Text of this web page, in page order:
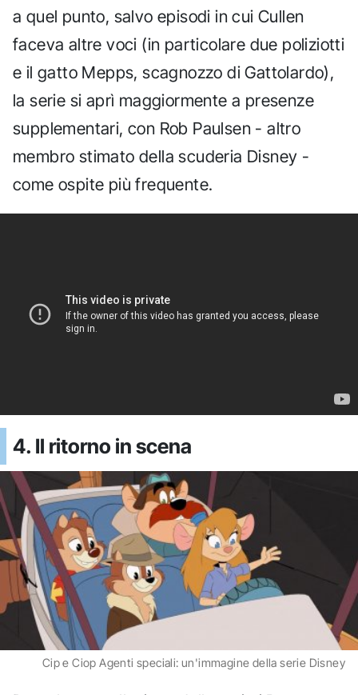
a quel punto, salvo episodi in cui Cullen
faceva altre voci (in particolare due poliziotti
e il gatto Mepps, scagnozzo di Gattolardo),
la serie si aprì maggiormente a presenze
supplementari, con Rob Paulsen - altro
membro stimato della scuderia Disney -
come ospite più frequente.
4. Il ritorno in scena
Cip e Ciop Agenti speciali: un'immagine della serie Disney